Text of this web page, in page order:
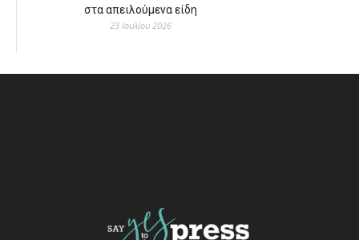
στα απειλούμενα είδη
23 Ιουλίου 2026